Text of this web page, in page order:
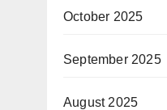
October 2025
September 2025
August 2025